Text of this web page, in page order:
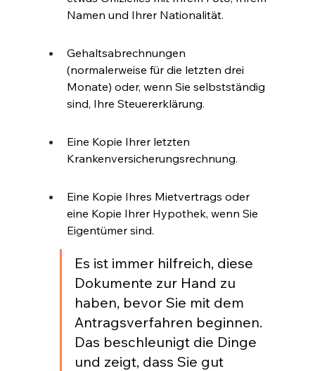
Namen und Ihrer Nationalität.
Gehaltsabrechnungen
(normalerweise für die letzten drei
Monate) oder, wenn Sie selbstständig
sind, Ihre Steuererklärung.
Eine Kopie Ihrer letzten
Krankenversicherungsrechnung.
Eine Kopie Ihres Mietvertrags oder
eine Kopie Ihrer Hypothek, wenn Sie
Eigentümer sind.
Es ist immer hilfreich, diese
Dokumente zur Hand zu
haben, bevor Sie mit dem
Antragsverfahren beginnen.
Das beschleunigt die Dinge
und zeigt, dass Sie gut